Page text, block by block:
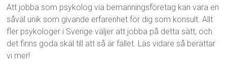
Att jobba som psykolog via bemanningsföretag kan vara en
såväl unik som givande erfarenhet för dig som konsult. Allt
fler psykologer i Sverige väljer att jobba på detta sätt, och
det finns goda skäl till att så är fallet. Läs vidare så berättar
vi mer!